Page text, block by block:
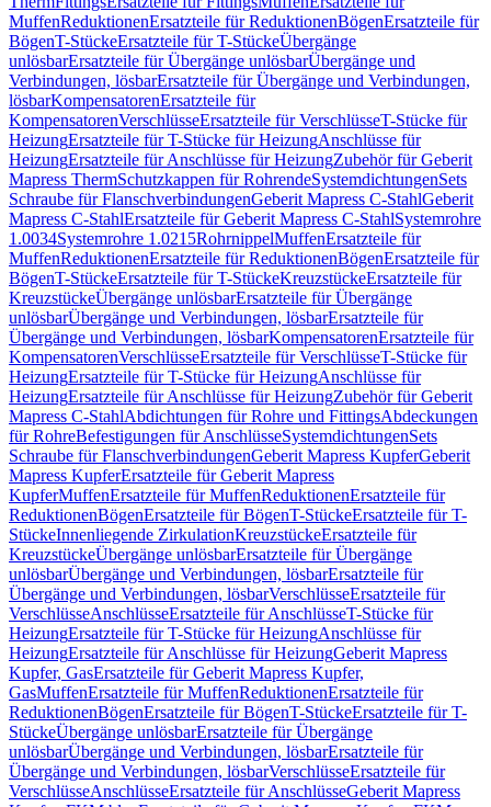
MuffenReduktionenErsatzteile für ReduktionenBögenErsatzteile für
BögenT-StückeErsatzteile für T-StückeÜbergänge
unlösbarErsatzteile für Übergänge unlösbarÜbergänge und
Verbindungen, lösbarErsatzteile für Übergänge und Verbindungen,
lösbarKompensatorenErsatzteile für
KompensatorenVerschlüsseErsatzteile für VerschlüsseT-Stücke für
HeizungErsatzteile für T-Stücke für HeizungAnschlüsse für
HeizungErsatzteile für Anschlüsse für HeizungZubehör für Geberit
Mapress ThermSchutzkappen für RohrendeSystemdichtungenSets
Schraube für FlanschverbindungenGeberit Mapress C-StahlGeberit
Mapress C-StahlErsatzteile für Geberit Mapress C-StahlSystemrohre
1.0034Systemrohre 1.0215RohrnippelMuffenErsatzteile für
MuffenReduktionenErsatzteile für ReduktionenBögenErsatzteile für
BögenT-StückeErsatzteile für T-StückeKreuzstückeErsatzteile für
KreuzstückeÜbergänge unlösbarErsatzteile für Übergänge
unlösbarÜbergänge und Verbindungen, lösbarErsatzteile für
Übergänge und Verbindungen, lösbarKompensatorenErsatzteile für
KompensatorenVerschlüsseErsatzteile für VerschlüsseT-Stücke für
HeizungErsatzteile für T-Stücke für HeizungAnschlüsse für
HeizungErsatzteile für Anschlüsse für HeizungZubehör für Geberit
Mapress C-StahlAbdichtungen für Rohre und FittingsAbdeckungen
für RohreBefestigungen für AnschlüsseSystemdichtungenSets
Schraube für FlanschverbindungenGeberit Mapress KupferGeberit
Mapress KupferErsatzteile für Geberit Mapress
KupferMuffenErsatzteile für MuffenReduktionenErsatzteile für
ReduktionenBögenErsatzteile für BögenT-StückeErsatzteile für T-
StückeInnenliegende ZirkulationKreuzstückeErsatzteile für
KreuzstückeÜbergänge unlösbarErsatzteile für Übergänge
unlösbarÜbergänge und Verbindungen, lösbarErsatzteile für
Übergänge und Verbindungen, lösbarVerschlüsseErsatzteile für
VerschlüsseAnschlüsseErsatzteile für AnschlüsseT-Stücke für
HeizungErsatzteile für T-Stücke für HeizungAnschlüsse für
HeizungErsatzteile für Anschlüsse für HeizungGeberit Mapress
Kupfer, GasErsatzteile für Geberit Mapress Kupfer,
GasMuffenErsatzteile für MuffenReduktionenErsatzteile für
ReduktionenBögenErsatzteile für BögenT-StückeErsatzteile für T-
StückeÜbergänge unlösbarErsatzteile für Übergänge
unlösbarÜbergänge und Verbindungen, lösbarErsatzteile für
Übergänge und Verbindungen, lösbarVerschlüsseErsatzteile für
VerschlüsseAnschlüsseErsatzteile für AnschlüsseGeberit Mapress